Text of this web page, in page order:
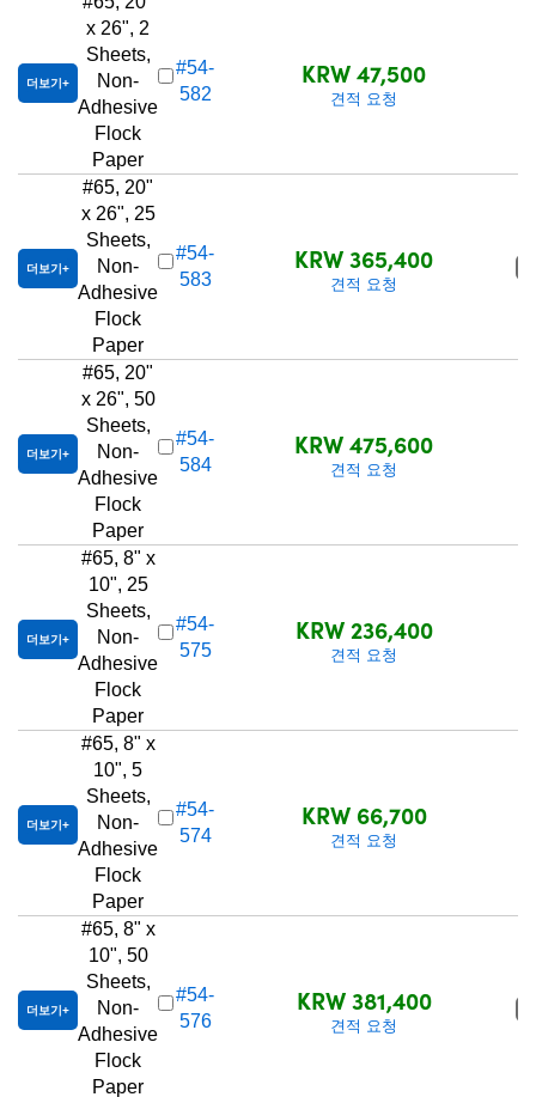
더보기
x 26", 2
Sheets,
Non-
Adhesive
Flock
Paper
#54-
582
KRW 47,500
견적 요청
더보기
#65, 20"
x 26", 25
Sheets,
Non-
Adhesive
Flock
Paper
#54-
583
KRW 365,400
견적 요청
더보기
#65, 20"
x 26", 50
Sheets,
Non-
Adhesive
Flock
Paper
#54-
584
KRW 475,600
견적 요청
더보기
#65, 8" x
10", 25
Sheets,
Non-
Adhesive
Flock
Paper
#54-
575
KRW 236,400
견적 요청
더보기
#65, 8" x
10", 5
Sheets,
Non-
Adhesive
Flock
Paper
#54-
574
KRW 66,700
견적 요청
더보기
#65, 8" x
10", 50
Sheets,
Non-
Adhesive
Flock
Paper
#54-
576
KRW 381,400
견적 요청